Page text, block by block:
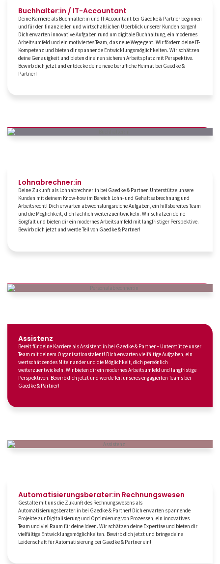
Buchhalter:in / IT-Accountant
Deine Karriere als Buchhalter:in und IT-Accountant bei Gaedke & Partner beginnen
und für den finanziellen und wirtschaftlichen Überblick unserer Kunden sorgen!
Dich erwarten innovative Aufgaben rund um digitale Buchhaltung, ein modernes
Arbeitsumfeld und ein motiviertes Team, das neue Wege geht. Wir fördern deine IT-
Kompetenz und bieten dir spannende Entwicklungsmöglichkeiten. Wir schätzen
deine Genauigkeit und bieten dir einen sicheren Arbeitsplatz mit Perspektive.
Bewirb dich jetzt und entdecke deine neue berufliche Heimat bei Gaedke &
Partner!
Lohn­abrechner:in
Deine Zukunft als Lohnabrechner:in bei Gaedke & Partner. Unterstütze unsere
Kunden mit deinem Know-how im Bereich Lohn- und Gehaltsabrechnung und
Arbeitsrecht! Dich erwarten abwechslungsreiche Aufgaben, ein hilfsbereites Team
und die Möglichkeit, dich fachlich weiterzuentwickeln. Wir schätzen deine
Sorgfalt und bieten dir ein modernes Arbeitsumfeld mit langfristiger Perspektive.
Bewirb dich jetzt und werde Teil von Gaedke & Partner!
Assistenz
Bereit für deine Karriere als Assistent:in bei Gaedke & Partner – Unterstütze unser
Team mit deinem Organisationstalent! Dich erwarten vielfältige Aufgaben, ein
wertschätzendes Miteinander und die Möglichkeit, dich persönlich
weiterzuentwickeln. Wir bieten dir ein modernes Arbeitsumfeld und langfristige
Perspektiven. Bewirb dich jetzt und werde Teil unseres engagierten Teams bei
Gaedke & Partner!
Automatisierungs­berater:in Rechnungswesen
Gestalte mit uns die Zukunft des Rechnungswesens als
Automatisierungsberater:in bei Gaedke & Partner! Dich erwarten spannende
Projekte zur Digitalisierung und Optimierung von Prozessen, ein innovatives
Team und viel Raum für deine Ideen. Wir schätzen deine Expertise und bieten dir
vielfältige Entwicklungsmöglichkeiten. Bewirb dich jetzt und bringe deine
Leidenschaft für Automatisierung bei Gaedke & Partner ein!